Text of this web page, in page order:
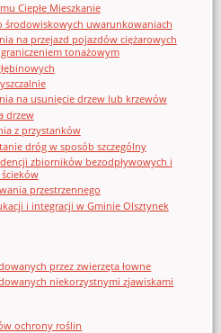
Ciepłe Mieszkanie
środowiskowych uwarunkowaniach
na przejazd pojazdów ciężarowych
tonażowym
na usunięcie drzew lub krzewów
drzew
z przystanków
dróg w sposób szczególny
zbiorników bezodpływowych i
przestrzennego
i integracji w Gminie Olsztynek
przez zwierzęta łowne
niekorzystnymi zjawiskami
ochrony roślin